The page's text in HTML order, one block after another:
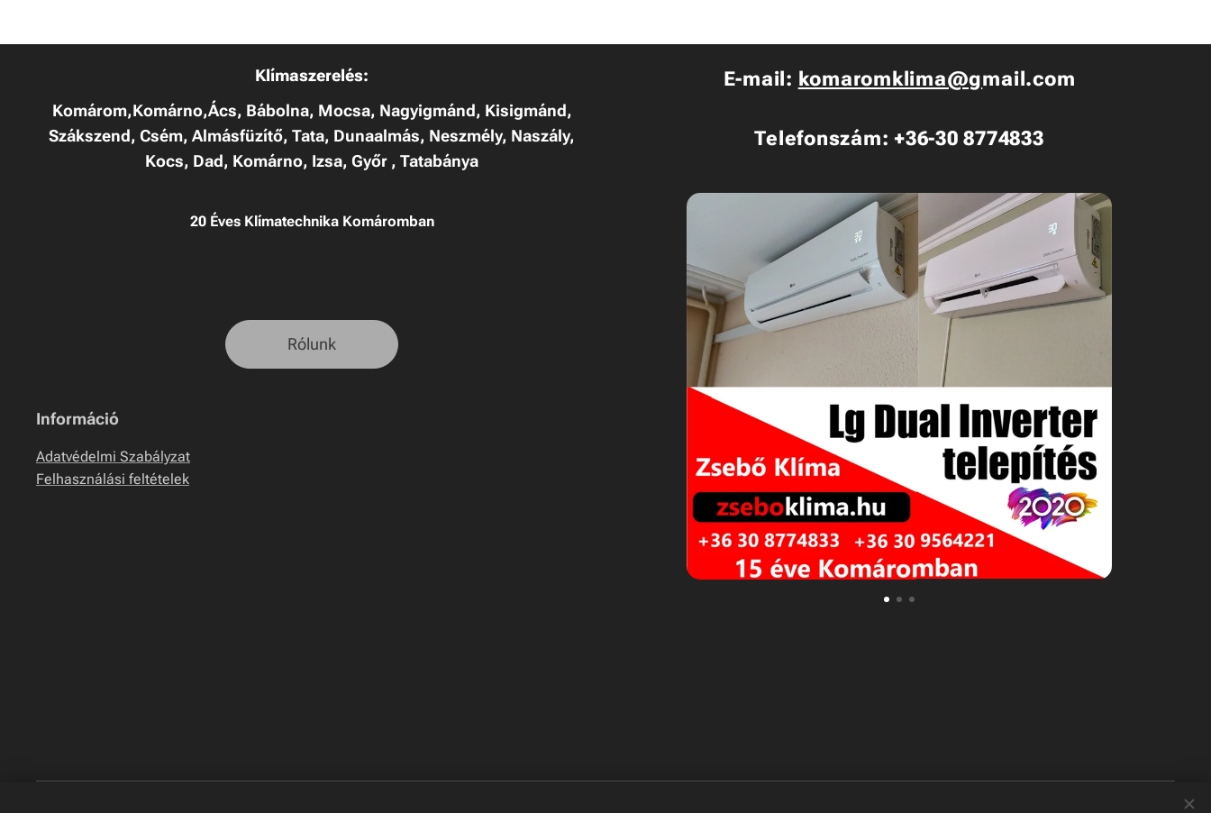
Klímaszerelés:
Komárom,Komárno,Ács, Bábolna, Mocsa, Nagyigmánd, Kisigmánd,
Szákszend, Csém, Almásfüzítő, Tata, Dunaalmás, Neszmély, Naszály,
Kocs, Dad, Komárno, Izsa, Győr , Tatabánya
20 Éves Klímatechnika Komáromban
Rólunk
Információ
Adatvédelmi Szabályzat
Felhasználási feltételek
E-mail: komaromklima@gmail.com
Telefonszám: +36-30 8774833